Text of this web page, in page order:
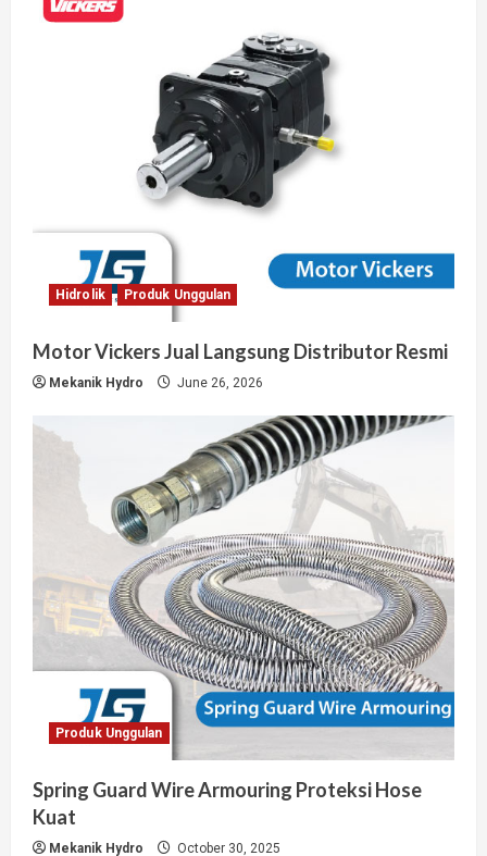
Hidrolik Produk Unggulan
Motor Vickers Jual Langsung Distributor Resmi
Mekanik Hydro June 26, 2026
Produk Unggulan
Spring Guard Wire Armouring Proteksi Hose
Kuat
Mekanik Hydro October 30, 2025